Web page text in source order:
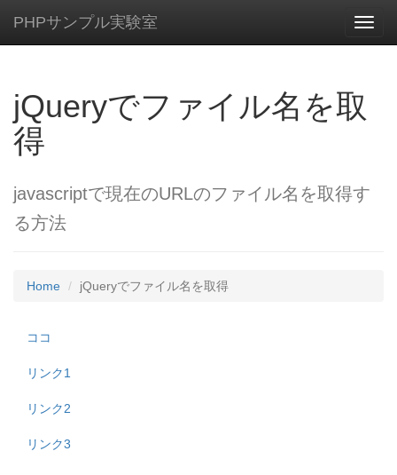
PHPサンプル実験室
jQueryでファイル名を取
得
javascriptで現在のURLのファイル名を取得す
る方法
Home jQueryでファイル名を取得
ココ
リンク1
リンク2
リンク3